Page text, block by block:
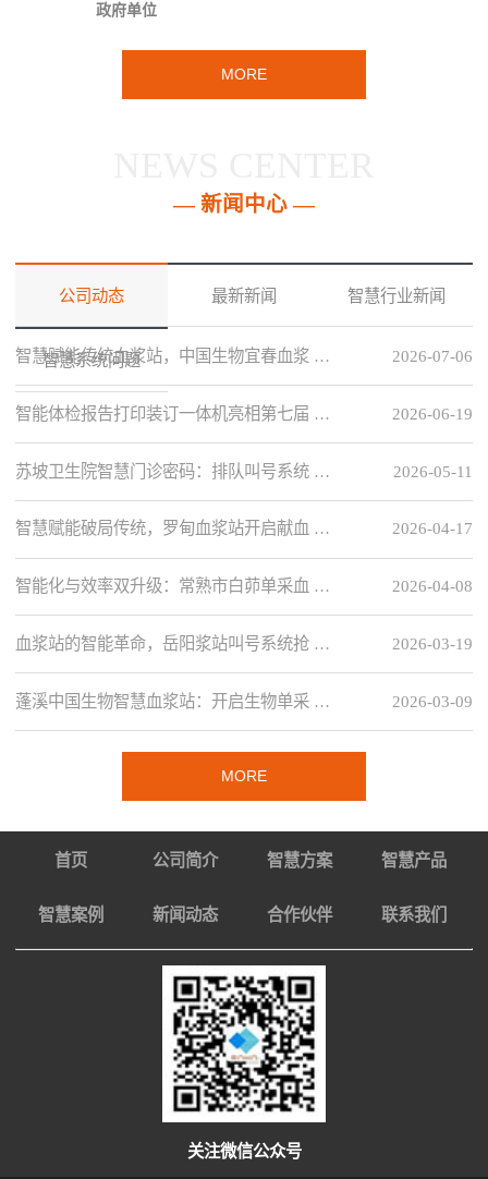
政府单位
MORE
— 新闻中心 —
公司动态 最新新闻 智慧行业新闻
智慧系统问题 2026-07-06
智慧赋能传统血浆站，中国生物宜春血浆 …
2026-06-19
智能体检报告打印装订一体机亮相第七届 …
2026-05-11
苏坡卫生院智慧门诊密码：排队叫号系统 …
2026-04-17
智慧赋能破局传统，罗甸血浆站开启献血 …
2026-04-08
智能化与效率双升级：常熟市白茆单采血 …
2026-03-19
血浆站的智能革命，岳阳浆站叫号系统抢 …
2026-03-09
蓬溪中国生物智慧血浆站：开启生物单采 …
MORE
首页 公司简介 智慧方案 智慧产品
智慧案例 新闻动态 合作伙伴 联系我们
关注微信公众号